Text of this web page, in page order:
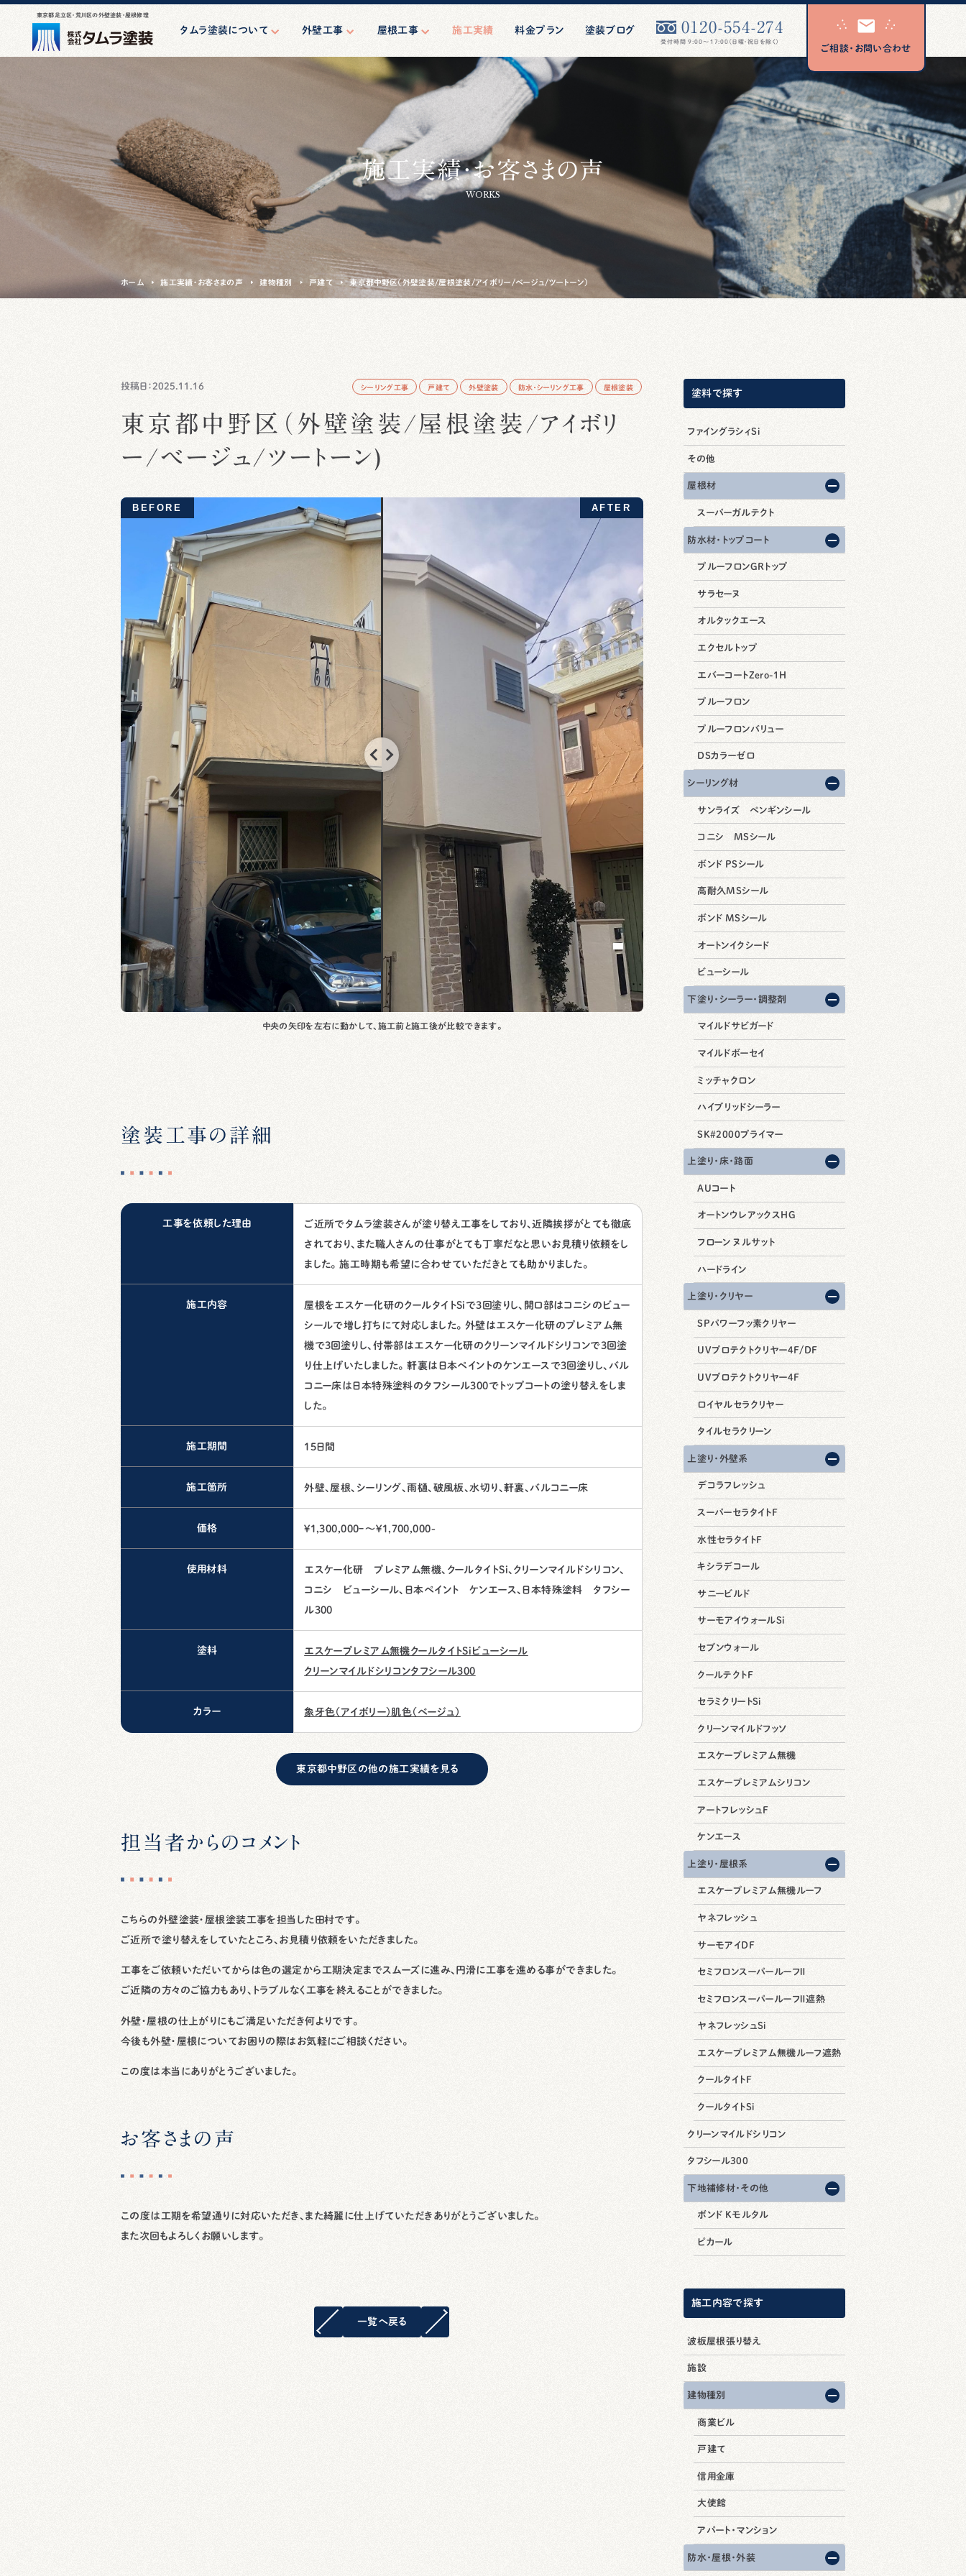
東京都足立区・荒川区の外壁塗装・屋根修理
タムラ塗装について
親方の一日
外壁工事
外壁塗装
小規模マンション・ビル向
け大規模修繕
その他工事・相談
屋根工事
屋根塗装
屋根修理（葺き替え）
施工実績 料金プラン 塗装ブログ 0120-554-274
受付時間 9:00〜17:00（日曜・祝日を除く）
ご相談・お問い合わせ
施工実績・お客さまの声
WORKS
ホーム 施工実績・お客さまの声 建物種別 戸建て 東京都中野区（外壁塗装/屋根塗装/アイボリー/ベージュ/ツートーン)
投稿日：2025.11.16 シーリング工事 戸建て 外壁塗装 防水・シーリング工事 屋根塗装
東京都中野区（外壁塗装/屋根塗装/アイボリ
ー/ベージュ/ツートーン)
中央の矢印を左右に動かして、施工前と施工後が比較できます。
塗装工事の詳細
工事を依頼した理由
ご近所でタムラ塗装さんが塗り替え工事をしており、近隣挨拶がとても徹底
されており、また職人さんの仕事がとても丁寧だなと思いお見積り依頼をし
ました。 施工時期も希望に合わせていただきとても助かりました。
施工内容
屋根をエスケー化研のクールタイトSiで3回塗りし、開口部はコニシのビュー
シールで増し打ちにて対応しました。 外壁はエスケー化研のプレミアム無
機で3回塗りし、付帯部はエスケー化研のクリーンマイルドシリコンで3回塗
り仕上げいたしました。 軒裏は日本ペイントのケンエースで3回塗りし、バル
コニー床は日本特殊塗料のタフシール300でトップコートの塗り替えをしま
した。
施工期間 15日間
施工箇所 外壁、屋根、シーリング、雨樋、破風板、水切り、軒裏、バルコニー床
価格 ¥1,300,000ｰ～¥1,700,000-
使用材料
エスケー化研 プレミアム無機、クールタイトSi、クリーンマイルドシリコン、
コニシ ビューシール、日本ペイント ケンエース、日本特殊塗料 タフシー
ル300
塗料 エスケープレミアム無機クールタイトSi ビューシール
クリーンマイルドシリコンタフシール300
カラー 象牙色（アイボリー） 肌色（ベージュ）
東京都中野区の他の施工実績を見る
担当者からのコメント
こちらの外壁塗装・屋根塗装工事を担当した田村です。
ご近所で塗り替えをしていたところ、お見積り依頼をいただきました。
工事をご依頼いただいてからは色の選定から工期決定までスムーズに進み、円滑に工事を進める事ができました。
ご近隣の方々のご協力もあり、トラブルなく工事を終えることができました。
外壁・屋根の仕上がりにもご満足いただき何よりです。
今後も外壁・屋根についてお困りの際はお気軽にご相談ください。
この度は本当にありがとうございました。
お客さまの声
この度は工期を希望通りに対応いただき、また綺麗に仕上げていただきありがとうございました。
また次回もよろしくお願いします。
一覧へ戻る
塗料で探す
ファイングラシィSi
その他
屋根材
スーパーガルテクト
防水材・トップコート
プルーフロンGRトップ
サラセーヌ
オルタックエース
エクセルトップ
エバーコートZero-1H
プルーフロン
プルーフロンバリュー
DSカラーゼロ
シーリング材
サンライズ ペンギンシール
コニシ MSシール
ボンド PSシール
高耐久MSシール
ボンド MSシール
オートンイクシード
ビューシール
下塗り・シーラー・調整剤
マイルドサビガード
マイルドボーセイ
ミッチャクロン
ハイブリッドシーラー
SK#2000プライマー
上塗り・床・路面
AUコート
オートンウレアックスHG
フローン ヌルサット
ハードライン
上塗り・クリヤー
SPパワーフッ素クリヤー
UVプロテクトクリヤー4F/DF
UVプロテクトクリヤー4F
ロイヤルセラクリヤー
タイルセラクリーン
上塗り・外壁系
デコラフレッシュ
スーパーセラタイトF
水性セラタイトF
キシラデコール
サニービルド
サーモアイウォールSi
セブンウォール
クールテクトF
セラミクリートSi
クリーンマイルドフッソ
エスケープレミアム無機
エスケープレミアムシリコン
アートフレッシュF
ケンエース
上塗り・屋根系
エスケープレミアム無機ルーフ
ヤネフレッシュ
サーモアイDF
セミフロンスーパールーフⅡ
セミフロンスーパールーフⅡ遮熱
ヤネフレッシュSi
エスケープレミアム無機ルーフ遮熱
クールタイトF
クールタイトSi
クリーンマイルドシリコン
タフシール300
下地補修材・その他
ボンド Kモルタル
ピカール
施工内容で探す
波板屋根張り替え
施設
建物種別
商業ビル
戸建て
信用金庫
大使館
アパート・マンション
防水・屋根・外装